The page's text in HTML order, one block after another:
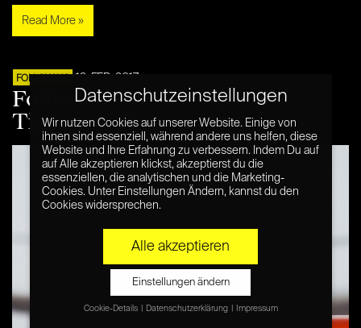
Read More »
FOLLOW US 13. FEB. 2017
FollowUs – Die Netzpiloten-
Tipps aus Blogs & Mags
Datenschutzeinstellungen
Wir nutzen Cookies auf unserer Website. Einige von
ihnen sind essenziell, während andere uns helfen, diese
Website und Ihre Erfahrung zu verbessern. Indem Du auf
auf Alle akzeptieren klickst, akzeptierst du die
essenziellen, die analytischen und die Marketing-
Cookies. Unter Einstellungen Ändern, kannst du den
Cookies widersprechen.
Alle akzeptieren
Einstellungen ändern
Cookie-Details Datenschutzerklärung Impressum